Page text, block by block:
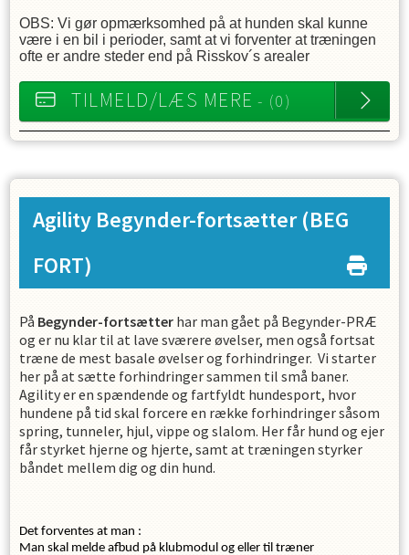
OBS: Vi gør opmærksomhed på at hunden skal kunne
være i en bil i perioder, samt at vi forventer at træningen
ofte er andre steder end på Risskov´s arealer
TILMELD/LÆS MERE - (0)
Agility Begynder-fortsætter (BEG
FORT)
På Begynder-fortsætter har man gået på Begynder-PRÆ
og er nu klar til at lave sværere øvelser, men også fortsat
træne de mest basale øvelser og forhindringer. Vi starter
her på at sætte forhindringer sammen til små baner.
Agility er en spændende og fartfyldt hundesport, hvor
hundene på tid skal forcere en række forhindringer såsom
spring, tunneler, hjul, vippe og slalom. Her får hund og ejer
får styrket hjerne og hjerte, samt at træningen styrker
båndet mellem dig og din hund.
Det forventes at man :
Man skal melde afbud på klubmodul og eller til træner